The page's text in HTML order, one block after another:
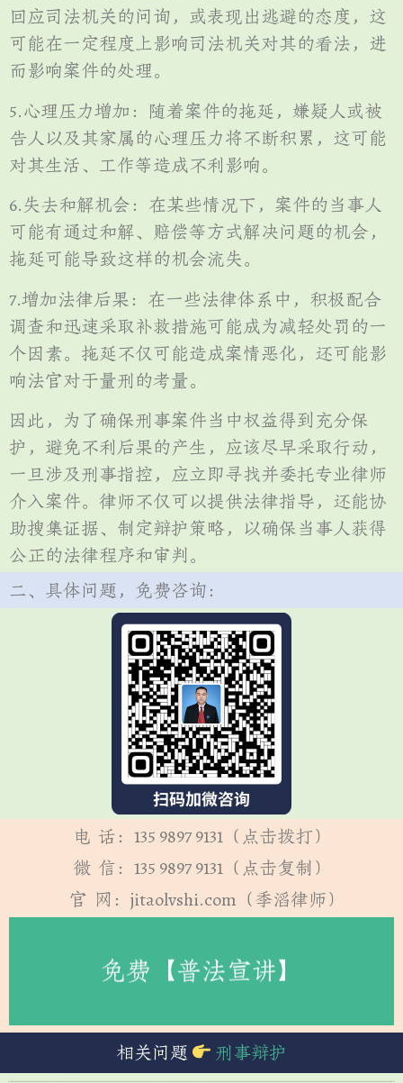
回应司法机关的问询，或表现出逃避的态度，这
可能在一定程度上影响司法机关对其的看法，进
而影响案件的处理。
5.心理压力增加：随着案件的拖延，嫌疑人或被
告人以及其家属的心理压力将不断积累，这可能
对其生活、工作等造成不利影响。
6.失去和解机会：在某些情况下，案件的当事人
可能有通过和解、赔偿等方式解决问题的机会，
拖延可能导致这样的机会流失。
7.增加法律后果：在一些法律体系中，积极配合
调查和迅速采取补救措施可能成为减轻处罚的一
个因素。拖延不仅可能造成案情恶化，还可能影
响法官对于量刑的考量。
因此，为了确保刑事案件当中权益得到充分保
护，避免不利后果的产生，应该尽早采取行动，
一旦涉及刑事指控，应立即寻找并委托专业律师
介入案件。律师不仅可以提供法律指导，还能协
助搜集证据、制定辩护策略，以确保当事人获得
公正的法律程序和审判。
二、具体问题，免费咨询：
电 话：135 9897 9131（点击拨打）
微 信：135 9897 9131（点击复制）
官 网：jitaolvshi.com（季滔律师）
免费【普法宣讲】
相关问题 刑事辩护